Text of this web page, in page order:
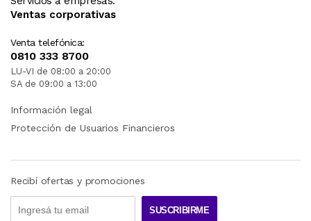
Ventas corporativas
Venta telefónica:
0810 333 8700
LU-VI de 08:00 a 20:00
SA de 09:00 a 13:00
Información legal
Protección de Usuarios Financieros
Recibí ofertas y promociones
SUSCRIBIRME